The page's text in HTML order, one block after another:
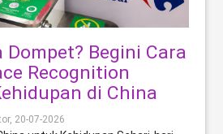
Dompet? Begini Cara
Recognition
di China
20-07-2026